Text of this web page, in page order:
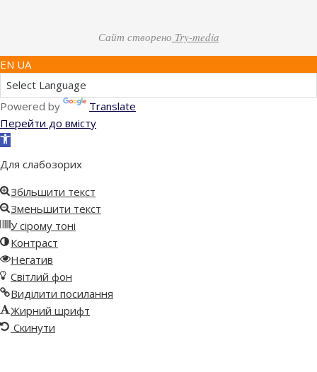
Сайт створено Try-media
EN UA
Powered by
Translate
Перейти до вмісту
Відкрити
інструментів
Для слабозорих
Збільшити текст
Зменьшити текст
У сірому тоні
Контраст
Негатив
Світлий фон
Виділити посилання
Жирний шрифт
Скинути